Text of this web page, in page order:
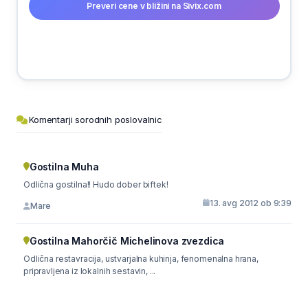
Preveri cene v bližini na Sivix.com
Komentarji sorodnih poslovalnic
Gostilna Muha
Odlična gostilna!! Hudo dober biftek!
Mare 13. avg 2012 ob 9:39
Gostilna Mahorčič Michelinova zvezdica
Odlična restavracija, ustvarjalna kuhinja, fenomenalna hrana,
pripravljena iz lokalnih sestavin, ...